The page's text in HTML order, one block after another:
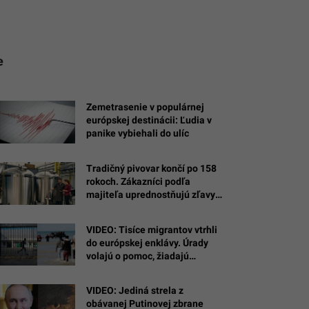
Zemetrasenie v populárnej
európskej destinácii: Ľudia v
panike vybiehali do ulíc
Tradičný pivovar končí po 158
rokoch. Zákazníci podľa
majiteľa uprednostňujú zľavy
VIDEO: Tisíce migrantov vtrhli
do európskej enklávy. Úrady
volajú o pomoc, žiadajú
VIDEO: Jediná strela z
obávanej Putinovej zbrane